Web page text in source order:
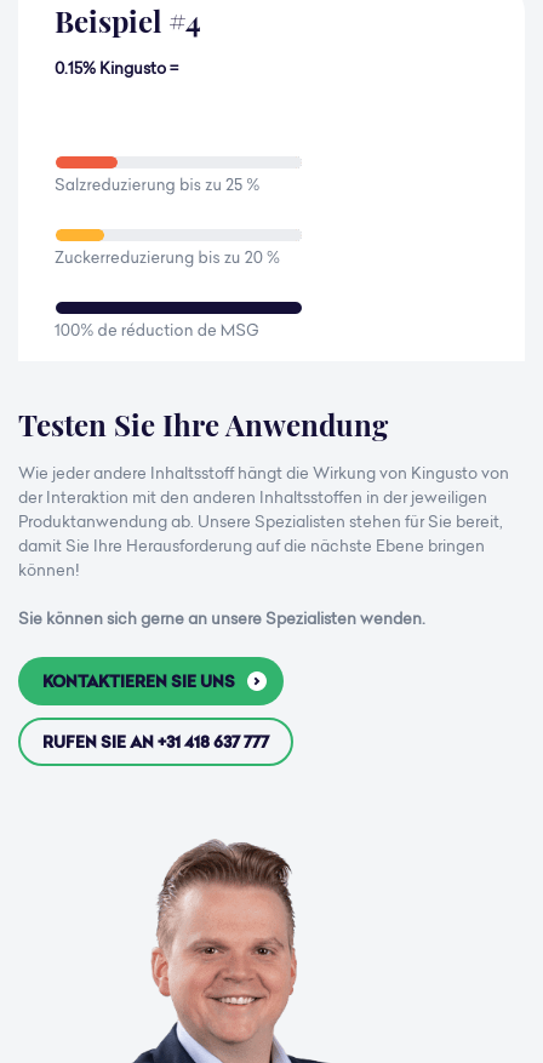
Beispiel #4
0.15% Kingusto =
Testen Sie Ihre Anwendung
Wie jeder andere Inhaltsstoff hängt die Wirkung von Kingusto von
der Interaktion mit den anderen Inhaltsstoffen in der jeweiligen
Produktanwendung ab. Unsere Spezialisten stehen für Sie bereit,
damit Sie Ihre Herausforderung auf die nächste Ebene bringen
können!
Sie können sich gerne an unsere Spezialisten wenden.
KONTAKTIEREN SIE UNS
RUFEN SIE AN +31 418 637 777